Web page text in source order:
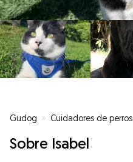
Gudog » Cuidadores de perros
Sobre Isabel